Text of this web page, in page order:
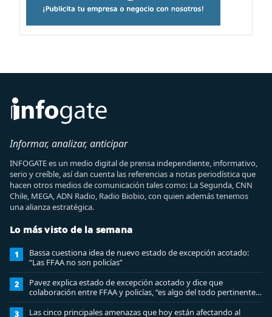
Informar, analizar, anticipar
INFOGATE es un medio digital de prensa independiente, informativo,
serio y creíble, así dan cuenta las referencias a notas periodística que
hacen otros medios de comunicación tales como: La Segunda, CNN
Chile, MEGA, ADN Radio, Radio Biobio, con quien además tenemos
una alianza estratégica.
Lo más visto de la semana
1
Bassa cuestiona idea de nuevo estado de excepción acotado:
“Las FFAA no son policías”
2
Pavez explica estado de excepción acotado y dice que
colaboración entre FFAA y policías, “es algo del todo pertinente
analizar”
3
Las cinco principales amenazas que hoy están afectando al